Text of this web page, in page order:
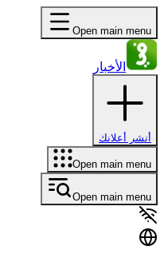
Open main menu
الأخبار
أنشر أعلانك
Open main menu
Open main menu